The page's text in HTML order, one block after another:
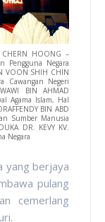
CHERN HOONG –
Pengguna Negara
VOON SHIH CHIN
Cawangan Negeri
BIN AHMAD
Agama Islam, Hal
BIN ABD
Sumber Manusia
DR. KEVY KV.
Negara
yang berjaya
pulang
cemerlang